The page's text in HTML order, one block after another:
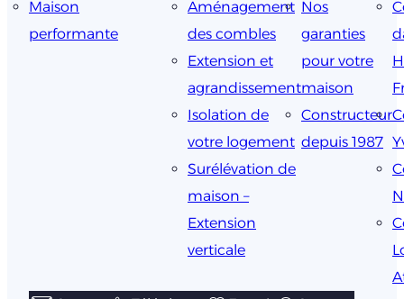
Maison
performante
Aménagement
des combles
Extension et
agrandissement
Isolation de
votre logement
Surélévation de
maison –
Extension
verticale
Nos
garanties
pour votre
maison
Constructeur
depuis 1987